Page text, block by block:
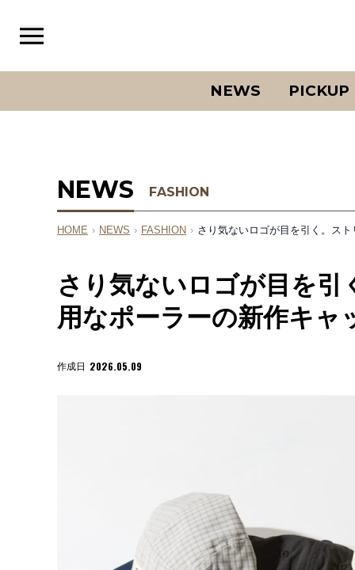
NEWS PICKUP
NEWS FASHION
HOME › NEWS › FASHION › さり気ないロゴが目を引く。ス
さり気ないロゴが目を
用なポーラーの新作キャ
作成日 2026.05.09